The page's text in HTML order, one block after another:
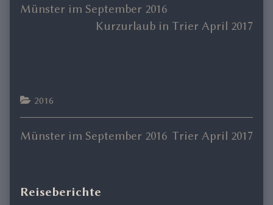
Beitrags-
Previous
Münster im September 2016
Next
Kurzurlaub in Trier April 2017
Header
Categories
2016
Beitragsnavigation
Previous
Münster im September 2016 Next
Trier April 2017
Primary
Reiseberichte